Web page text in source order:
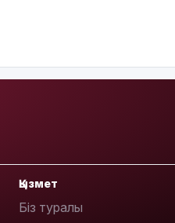
Қызмет
Біз туралы